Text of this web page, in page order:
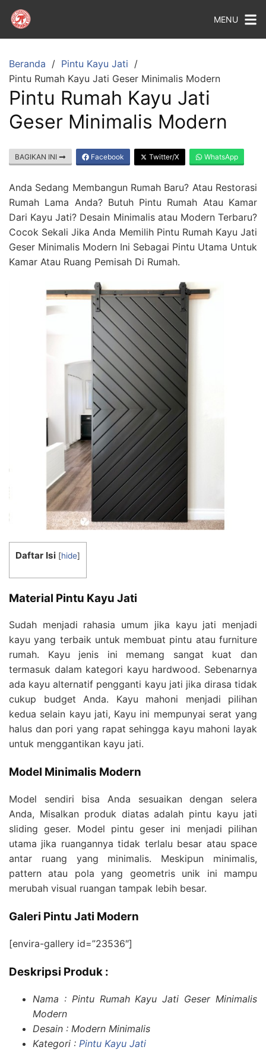
MENU
Beranda
Pintu Kayu Jati
Pintu Rumah Kayu Jati Geser Minimalis Modern
Pintu Rumah Kayu Jati
Geser Minimalis Modern
BAGIKAN INI Facebook Twitter/X WhatsApp
Anda Sedang Membangun Rumah Baru? Atau Restorasi
Rumah Lama Anda? Butuh Pintu Rumah Atau Kamar
Dari Kayu Jati? Desain Minimalis atau Modern Terbaru?
Cocok Sekali Jika Anda Memilih Pintu Rumah Kayu Jati
Geser Minimalis Modern Ini Sebagai Pintu Utama Untuk
Kamar Atau Ruang Pemisah Di Rumah.
Daftar Isi [hide]
Material Pintu Kayu Jati
Sudah menjadi rahasia umum jika kayu jati menjadi
kayu yang terbaik untuk membuat pintu atau furniture
rumah. Kayu jenis ini memang sangat kuat dan
termasuk dalam kategori kayu hardwood. Sebenarnya
ada kayu alternatif pengganti kayu jati jika dirasa tidak
cukup budget Anda. Kayu mahoni menjadi pilihan
kedua selain kayu jati, Kayu ini mempunyai serat yang
halus dan pori yang rapat sehingga kayu mahoni layak
untuk menggantikan kayu jati.
Model Minimalis Modern
Model sendiri bisa Anda sesuaikan dengan selera
Anda, Misalkan produk diatas adalah pintu kayu jati
sliding geser. Model pintu geser ini menjadi pilihan
utama jika ruangannya tidak terlalu besar atau space
antar ruang yang minimalis. Meskipun minimalis,
pattern atau pola yang geometris unik ini mampu
merubah visual ruangan tampak lebih besar.
Galeri Pintu Jati Modern
[envira-gallery id=”23536″]
Deskripsi Produk :
Nama : Pintu Rumah Kayu Jati Geser Minimalis
Modern
Desain : Modern Minimalis
Kategori : Pintu Kayu Jati